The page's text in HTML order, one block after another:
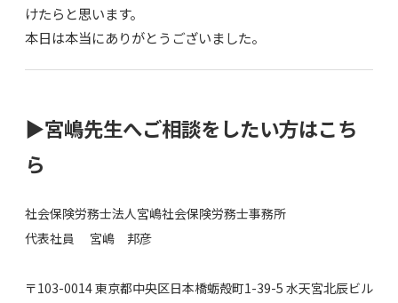
けたらと思います。
本日は本当にありがとうございました。
▶︎宮嶋先生へご相談をしたい方はこち
ら
社会保険労務士法人宮嶋社会保険労務士事務所
代表社員 宮嶋 邦彦
〒103-0014 東京都中央区日本橋蛎殻町1-39-5 水天宮北辰ビル